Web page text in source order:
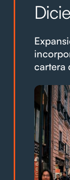
cartera